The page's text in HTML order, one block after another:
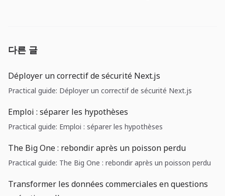
다른 글
Déployer un correctif de sécurité Next.js
Practical guide: Déployer un correctif de sécurité Next.js
Emploi : séparer les hypothèses
Practical guide: Emploi : séparer les hypothèses
The Big One : rebondir après un poisson perdu
Practical guide: The Big One : rebondir après un poisson perdu
Transformer les données commerciales en questions